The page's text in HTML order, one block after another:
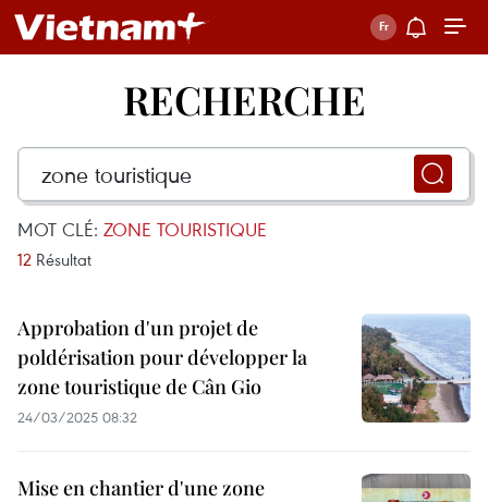
RECHERCHE
MOT CLÉ: ZONE TOURISTIQUE
12 Résultat
Approbation d'un projet de
poldérisation pour développer la
zone touristique de Cân Gio
24/03/2025 08:32
Mise en chantier d'une zone